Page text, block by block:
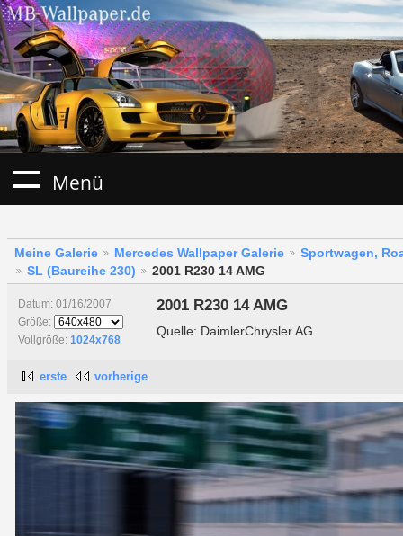
Menü
Meine Galerie Mercedes Wallpaper Galerie
Sportwagen,
SL (Baureihe 230)
2001 R230 14 AMG
Datum: 01/16/2007
Größe:
Vollgröße: 1024x768
2001 R230 14 AMG
Quelle: DaimlerChrysler AG
erste vorherige